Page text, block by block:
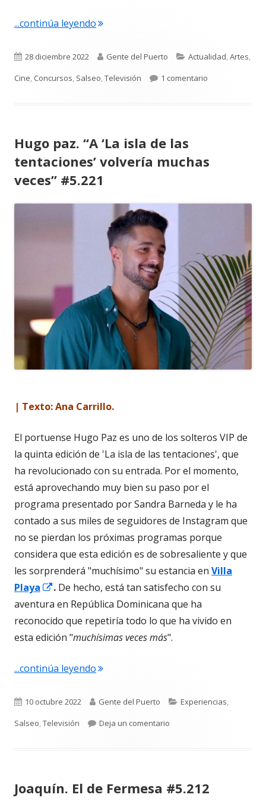
...continúa leyendo"Merche Macaria, en la próxima
Publicado
el
28 diciembre 2022 Autor
Gente del Puerto Categorías
Actualidad,Artes,
Cine, Concursos, Salseo,Televisión 1 comentario
Hugo paz. “A ‘La isla de las
tentaciones’ volvería muchas
veces” #5.221
| Texto: Ana Carrillo.
El portuense Hugo Paz es uno de los solteros VIP de
la quinta edición de 'La isla de las tentaciones', que
ha revolucionado con su entrada. Por el momento,
está aprovechando muy bien su paso por el
programa presentado por Sandra Barneda y le ha
contado a sus miles de seguidores de Instagram que
no se pierdan los próximas programas porque
considera que esta edición es de sobresaliente y que
les sorprenderá "muchísimo" su estancia en Villa
Playa
Abrir
en
una
ventana
. De hecho, está tan satisfecho con su
aventura en República Dominicana que ha
reconocido que repetiría todo lo que ha vivido en
esta edición "muchísimas veces más".
...continúa leyendo"Hugo paz. “A ‘La isla de las
Publicado
el
10 octubre 2022 Autor
Gente del Puerto Categorías
Experiencias,
Salseo,Televisión Deja un comentario
Joaquín. El de Fermesa #5.212